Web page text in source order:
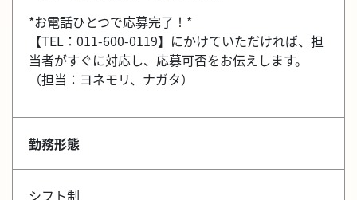
*お電話ひとつで応募完了！*
【TEL：011-600-0119】にかけていただければ、担
当者がすぐに対応し、応募可否をお伝えします。
（担当：ヨネモリ、ナガタ）
勤務形態
シフト制